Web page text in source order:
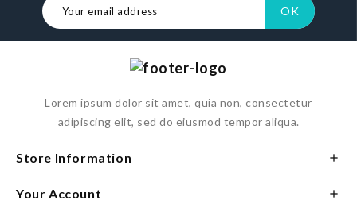
Lorem ipsum dolor sit amet, quia non, consectetur
adipiscing elit, sed do eiusmod tempor aliqua.
Store Information 
Your Account 